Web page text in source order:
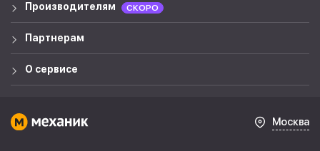
Производителям СКОРО
Партнерам
О сервисе
Москва